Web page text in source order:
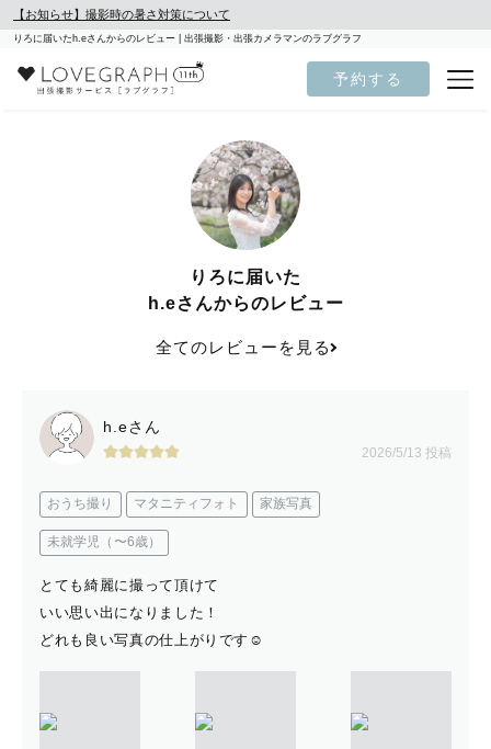
【お知らせ】撮影時の暑さ対策について
りろに届いたh.eさんからのレビュー | 出張撮影・出張カメラマンのラブグラフ
予約する
りろに届いた
h.eさんからのレビュー
全てのレビューを見る
h.eさん
2026/5/13 投稿
おうち撮り マタニティフォト 家族写真
未就学児（〜6歳）
とても綺麗に撮って頂けて
いい思い出になりました！
どれも良い写真の仕上がりです☺️